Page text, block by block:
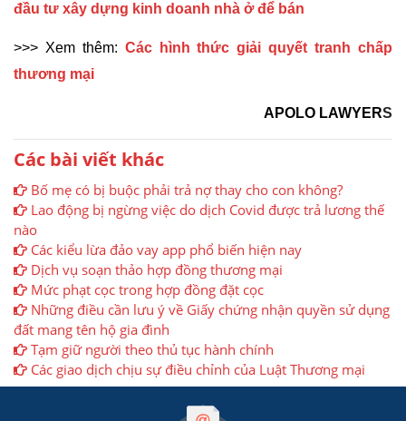
đầu tư xây dựng kinh doanh nhà ở để bán
>>> Xem thêm: Các hình thức giải quyết tranh chấp
thương mại
APOLO LAWYER​S
Các bài viết khác
Bố mẹ có bị buộc phải trả nợ thay cho con không?
Lao động bị ngừng việc do dịch Covid được trả lương thế
nào
Các kiểu lừa đảo vay app phổ biến hiện nay
Dịch vụ soạn thảo hợp đồng thương mại
Mức phạt cọc trong hợp đồng đặt cọc
Những điều cần lưu ý về Giấy chứng nhận quyền sử dụng
đất mang tên hộ gia đình
Tạm giữ người theo thủ tục hành chính
Các giao dịch chịu sự điều chỉnh của Luật Thương mại